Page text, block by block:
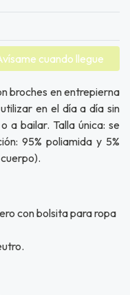
cuando llegue
broches en entrepierna
en el día a día sin
a bailar. Talla única: se
95% poliamida y 5%
con bolsita para ropa